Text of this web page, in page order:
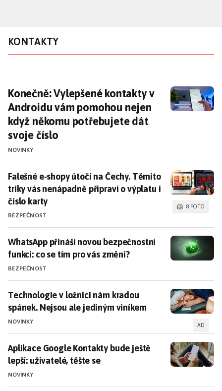
obsahu
KONTAKTY
Konečně: Vylepšené kontakty v Androidu
Konečně: Vylepšené kontakty v
Androidu vám pomohou nejen
když někomu potřebujete dát
svoje číslo
NOVINKY
Falešné e‑shopy útočí na Čechy. Těmito triky vás
Falešné e‑shopy útočí na Čechy. Těmito
triky vás nenápadně připraví o výplatu i
číslo karty
BEZPEČNOST
8 FOTO
WhatsApp přináší novou bezpečnostní funkci: co se
WhatsApp přináší novou bezpečnostní
funkci: co se tím pro vás změní?
BEZPEČNOST
Technologie v ložnici nám kradou spánek. Nejsou
Technologie v ložnici nám kradou
spánek. Nejsou ale jediným viníkem
NOVINKY AD
Aplikace Google Kontakty bude ještě lepší: uživatelé,
Aplikace Google Kontakty bude ještě
lepší: uživatelé, těšte se
NOVINKY